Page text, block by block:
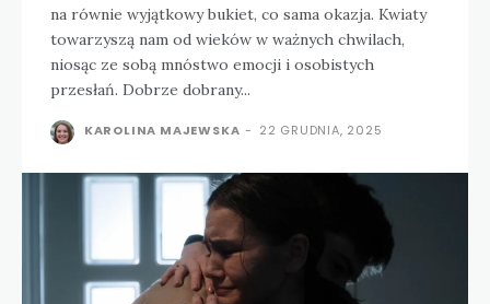
na równie wyjątkowy bukiet, co sama okazja. Kwiaty
towarzyszą nam od wieków w ważnych chwilach,
niosąc ze sobą mnóstwo emocji i osobistych
przesłań. Dobrze dobrany...
KAROLINA MAJEWSKA - 22 GRUDNIA, 2025